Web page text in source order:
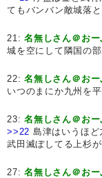
てもバンバン敵城落
21:名無しさん＠おー
城を空にして隣国の
22:名無しさん＠おー
いつのまにか九州を
23:名無しさん＠おー
>>22 島津はいうほ
武田滅ぼしてる上杉
27:名無しさん＠おー